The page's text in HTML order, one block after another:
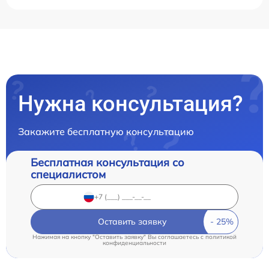
Нужна консультация?
Закажите бесплатную консультацию
Бесплатная консультация со
специалистом
Оставить заявку
Нажимая на кнопку "Оставить заявку" Вы соглашаетесь cполитикой
конфиденциальности